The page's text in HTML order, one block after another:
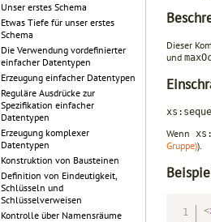
Unser erstes Schema
Etwas Tiefe für unser erstes
Schema
Die Verwendung vordefinierter
einfacher Datentypen
Erzeugung einfacher Datentypen
Reguläre Ausdrücke zur
Spezifikation einfacher
Datentypen
Erzeugung komplexer
Datentypen
Konstruktion von Bausteinen
Definition von Eindeutigkeit,
Schlüsseln und
Schlüsselverweisen
Kontrolle über Namensräume
Dieser
und
Wenn
Gruppe)).
<